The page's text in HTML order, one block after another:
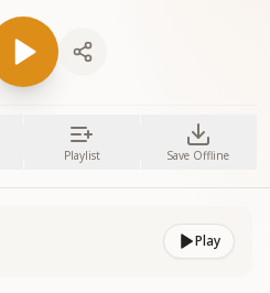
Playlist Save Offline
Play